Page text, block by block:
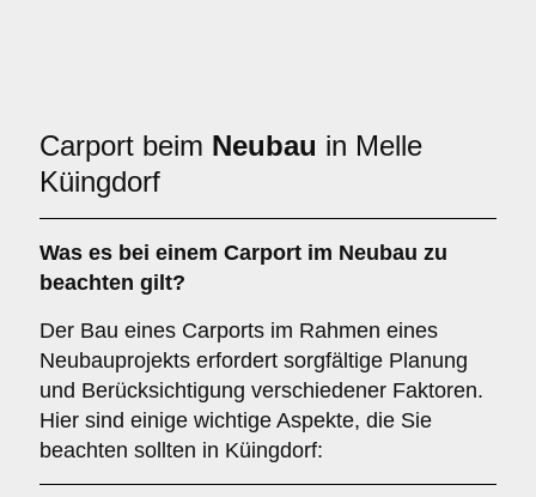
Carport beim Neubau in Melle
Küingdorf
Was es bei einem Carport im Neubau zu
beachten gilt?
Der Bau eines Carports im Rahmen eines
Neubauprojekts erfordert sorgfältige Planung
und Berücksichtigung verschiedener Faktoren.
Hier sind einige wichtige Aspekte, die Sie
beachten sollten in Küingdorf: